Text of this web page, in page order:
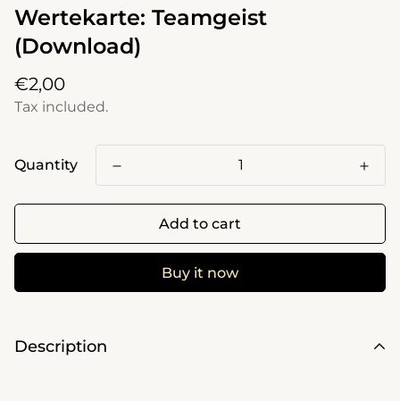
Wertekarte: Teamgeist
(Download)
Regular
price
€2,00
Tax included.
Quantity
Add to cart
Buy it now
Description